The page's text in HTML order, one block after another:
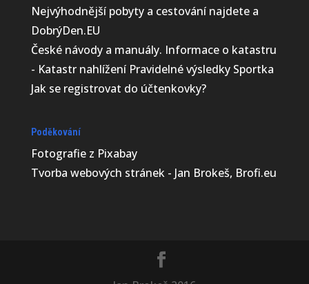
Nejvýhodnější pobyty a cestování najdete a
DobrýDen.EU
České návodya manuály. Informace o katastru
- Katastr nahlíženíPravidelné výsledky Sportka
Jak se registrovat do účtenkovky?
Poděkování
Fotografie z Pixabay
Tvorba webových stránek - Jan Brokeš, Brofi.eu